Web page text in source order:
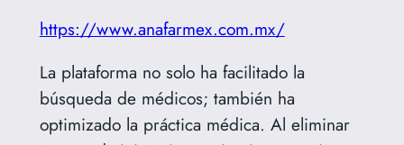
https://www.anafarmex.com.mx/
La plataforma no solo ha facilitado la
búsqueda de médicos; también ha
optimizado la práctica médica. Al eliminar